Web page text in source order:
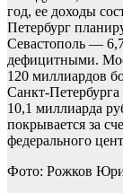
год, ее доходы
Петербург
Севастополь —
дефицитными.
120 миллиардов
Санкт-
10,1 миллиарда
покрывается за
федерального
Фото: Рожков